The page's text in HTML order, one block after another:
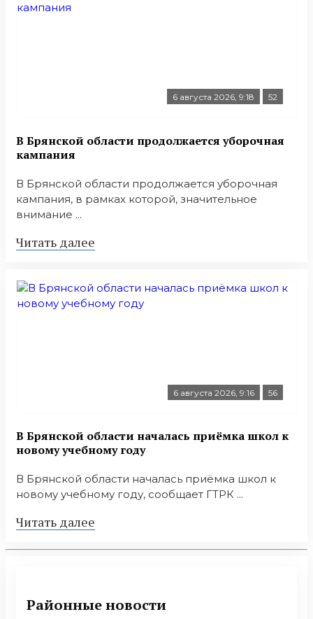
6 августа 2026, 9:18 52
В Брянской области продолжается уборочная
кампания
В Брянской области продолжается уборочная
кампания, в рамках которой, значительное
внимание ...
Читать далее
6 августа 2026, 9:16 56
В Брянской области началась приёмка школ к
новому учебному году
В Брянской области началась приёмка школ к
новому учебному году, сообщает ГТРК ...
Читать далее
Районные новости